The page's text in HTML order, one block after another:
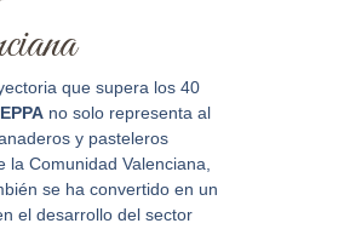
que supera los 40
no solo representa al
y pasteleros
la Comunidad Valenciana,
se ha convertido en un
el desarrollo del sector